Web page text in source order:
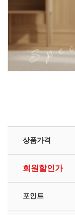
상품가격
회원할인가
포인트